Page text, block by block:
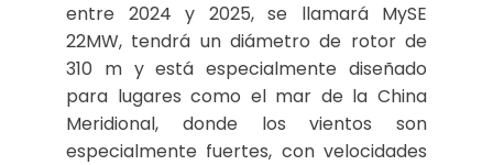
entre 2024 y 2025, se llamará MySE
22MW, tendrá un diámetro de rotor de
310 m y está especialmente diseñado
para lugares como el mar de la China
Meridional, donde los vientos son
especialmente fuertes, con velocidades